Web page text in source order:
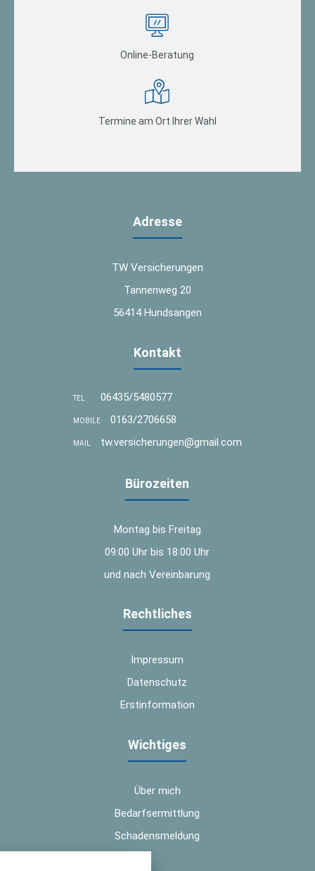
Online-Beratung
Termine am Ort Ihrer Wahl
Adresse
TW Versicherungen
Tannenweg 20
56414 Hundsangen
Kontakt
TEL 06435/5480577
MOBILE 0163/2706658
MAIL tw.versicherungen@gmail.com
Bürozeiten
Montag bis Freitag
09:00 Uhr bis 18:00 Uhr
und nach Vereinbarung
Rechtliches
Impressum
Datenschutz
Erstinformation
Wichtiges
Über mich
Bedarfsermittlung
Schadensmeldung